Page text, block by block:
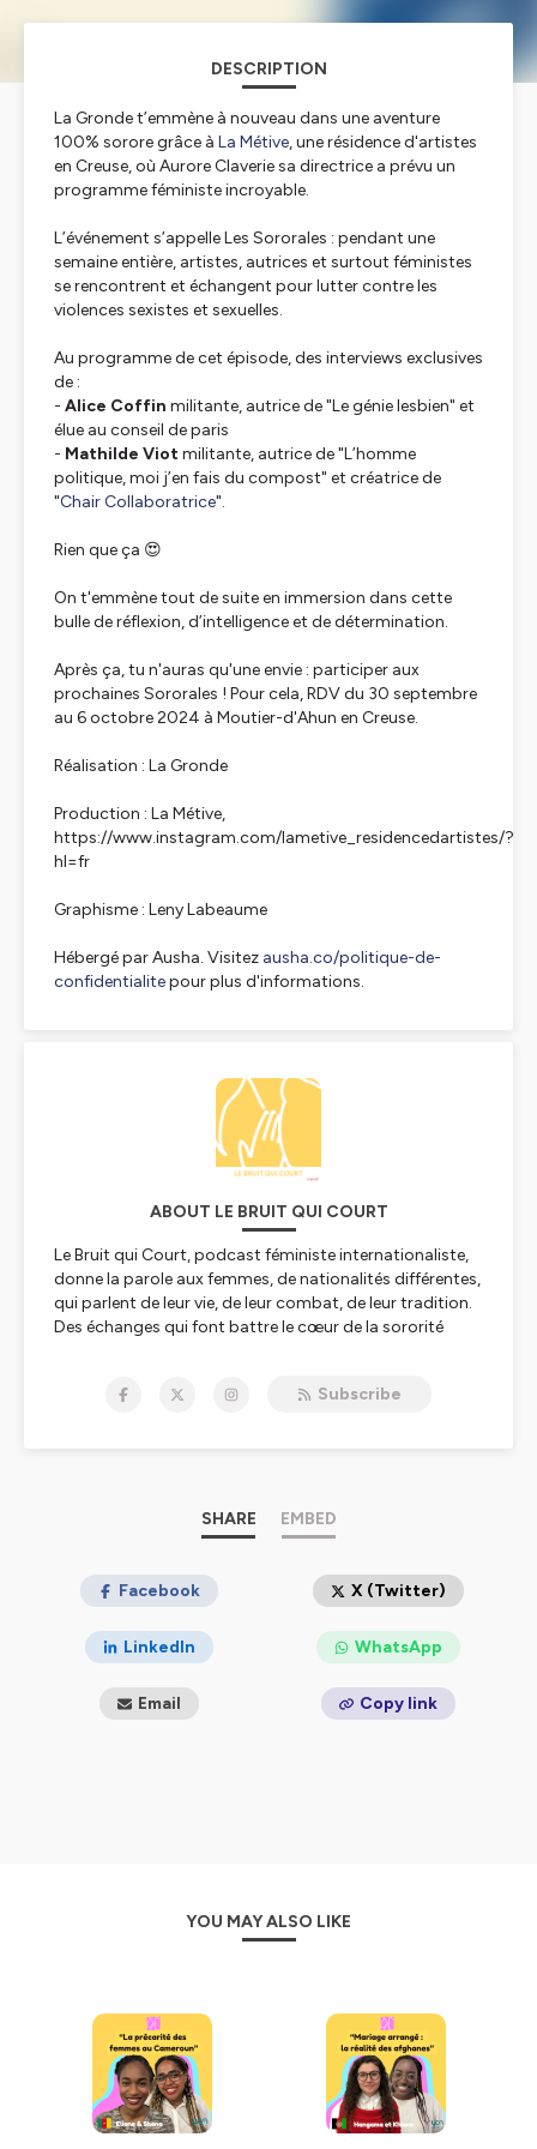
DESCRIPTION
La Gronde t’emmène à nouveau dans une aventure
100% sorore grâce à La Métive, une résidence d'artistes
en Creuse, où Aurore Claverie sa directrice a prévu un
programme féministe incroyable.
L’événement s’appelle Les Sororales : pendant une
semaine entière, artistes, autrices et surtout féministes
se rencontrent et échangent pour lutter contre les
violences sexistes et sexuelles.
Au programme de cet épisode, des interviews exclusives
de :
- Alice Coffin militante, autrice de "Le génie lesbien" et
élue au conseil de paris
- Mathilde Viotmilitante, autrice de "L’homme
politique, moi j’en fais du compost" et créatrice de
"Chair Collaboratrice".
Rien que ça 😍
On t'emmène tout de suite en immersion dans cette
bulle de réflexion, d’intelligence et de détermination.
Après ça, tu n'auras qu'une envie : participer aux
prochaines Sororales ! Pour cela, RDV du 30 septembre
au 6 octobre 2024 à Moutier-d'Ahun en Creuse.
Réalisation : La Gronde
Production : La Métive,
https://www.instagram.com/lametive_residencedartistes/?
hl=fr
Graphisme : Leny Labeaume
Hébergé par Ausha. Visitez ausha.co/politique-de-
confidentialitepour plus d'informations.
ABOUT LE BRUIT QUI COURT
Le Bruit qui Court, podcast féministe internationaliste,
donne la parole aux femmes, de nationalités différentes,
qui parlent de leur vie, de leur combat, de leur tradition.
Des échanges qui font battre le cœur de la sororité
Subscribe
SHARE EMBED
Facebook X (Twitter)
LinkedIn WhatsApp
Email Copy link
YOU MAY ALSO LIKE